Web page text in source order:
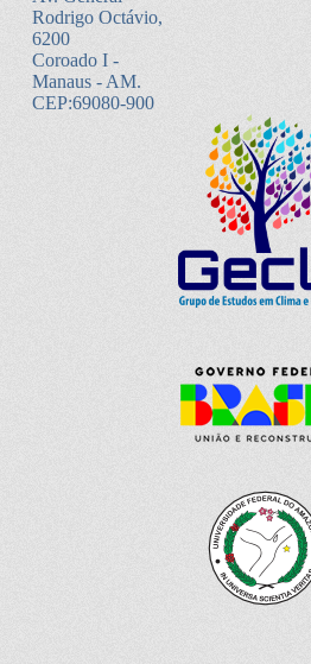
Rodrigo Octávio,
6200
Coroado I -
Manaus - AM.
CEP:69080-900